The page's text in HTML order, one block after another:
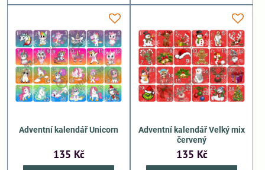
Adventní kalendář Unicorn
135 Kč
Adventní kalendář Velký mix
červený
135 Kč